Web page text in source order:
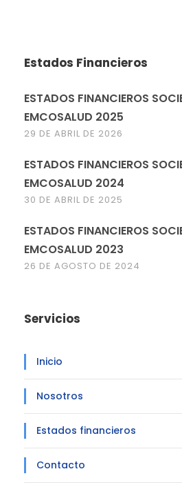
Estados Financieros
ESTADOS FINANCIEROS
EMCOSALUD 2025
29 DE ABRIL DE 2026
ESTADOS FINANCIEROS
EMCOSALUD 2024
30 DE ABRIL DE 2025
ESTADOS FINANCIEROS
EMCOSALUD 2023
26 DE AGOSTO DE 2024
Servicios
Inicio
Nosotros
Estados financieros
Contacto